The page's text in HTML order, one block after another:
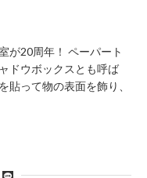
が20周年！ ペーパート
ドウボックスとも呼ば
貼って物の表面を飾り、